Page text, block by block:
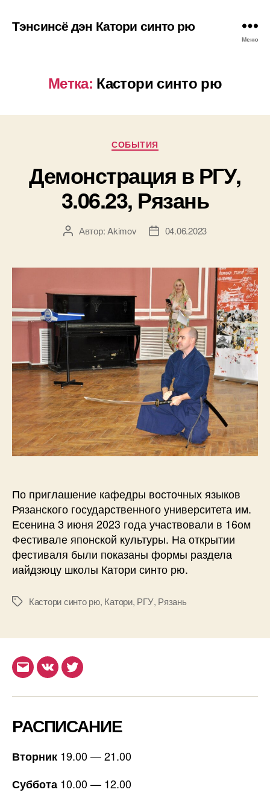
Тэнсинсё дэн Катори синто рю
Меню
Метка: Кастори синто рю
Рубрики
СОБЫТИЯ
Демонстрация в РГУ,
3.06.23, Рязань
АвторАвтор:Akimov
Дата04.06.2023
По приглашение кафедры восточных языков
Рязанского государственного университета им.
Есенина 3 июня 2023 года участвовали в 16ом
Фестивале японской культуры. На открытии
фестиваля были показаны формы раздела
иайдзюцу школы Катори синто рю.
МеткиКастори синто рю, Катори, РГУ, Рязань
EmailВКонтакте
Twitter
РАСПИСАНИЕ
Вторник 19.00 — 21.00
Суббота 10.00 — 12.00